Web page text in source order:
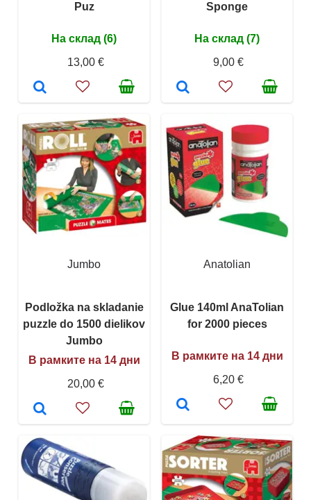
Puz
На склад (6)
13,00 €
Sponge
На склад (7)
9,00 €
Jumbo
Podložka na skladanie
puzzle do 1500 dielikov
Jumbo
В рамките на 14 дни
20,00 €
Anatolian
Glue 140ml AnaTolian
for 2000 pieces
В рамките на 14 дни
6,20 €